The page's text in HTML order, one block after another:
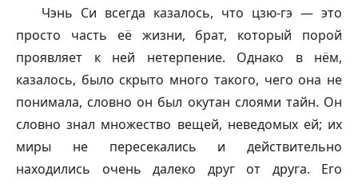
Чэнь Си всегда казалось, что цзю-гэ — это
просто часть её жизни, брат, который порой
проявляет к ней нетерпение. Однако в нём,
казалось, было скрыто много такого, чего она не
понимала, словно он был окутан слоями тайн. Он
словно знал множество вещей, неведомых ей; их
миры не пересекались и действительно
находились очень далеко друг от друга. Его